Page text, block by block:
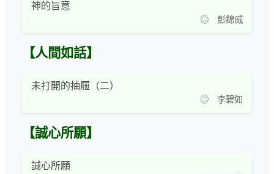
神的旨意
◎ 彭錦威
【人間如話】
未打開的抽屜（二）
◎ 李碧如
【誠心所願】
誠心所願